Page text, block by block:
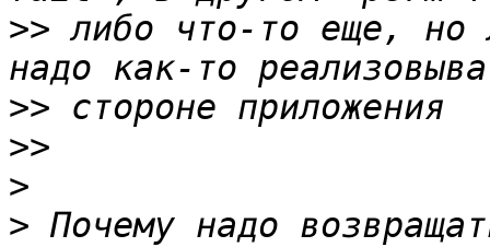
>> либо что-то еще, но
>>
>>
>
> Почему надо